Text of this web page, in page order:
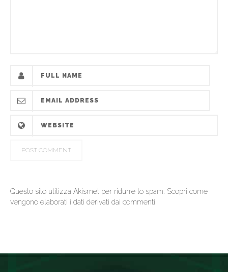
Questo sito utilizza Akismet per ridurre lo spam. Scopri come
vengono elaborati i dati derivati dai commenti